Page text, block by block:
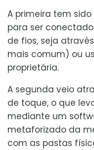
A primeira tem
para ser
de fios, seja
mais comum) ou
proprietária.
A segunda veio
de toque, o que
mediante um
metaforizado da
com as pastas